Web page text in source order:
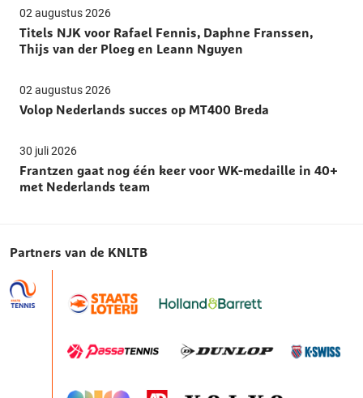
02 augustus 2026
Titels NJK voor Rafael Fennis, Daphne Franssen,
Thijs van der Ploeg en Leann Nguyen
02 augustus 2026
Volop Nederlands succes op MT400 Breda
30 juli 2026
Frantzen gaat nog één keer voor WK-medaille in 40+
met Nederlands team
Partners van de KNLTB